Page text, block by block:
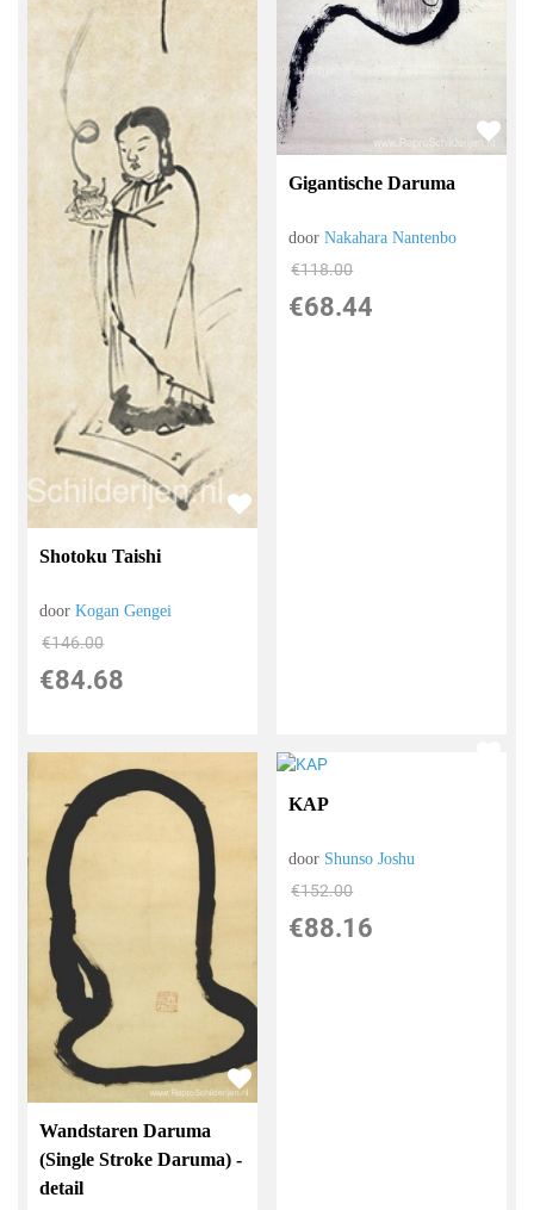
Shotoku Taishi
doorKogan Gengei
€146.00
€84.68
Gigantische Daruma
doorNakahara Nantenbo
€118.00
€68.44
Wandstaren Daruma
(Single Stroke Daruma) -
detail
KAP
door Shunso Joshu
€152.00
€88.16